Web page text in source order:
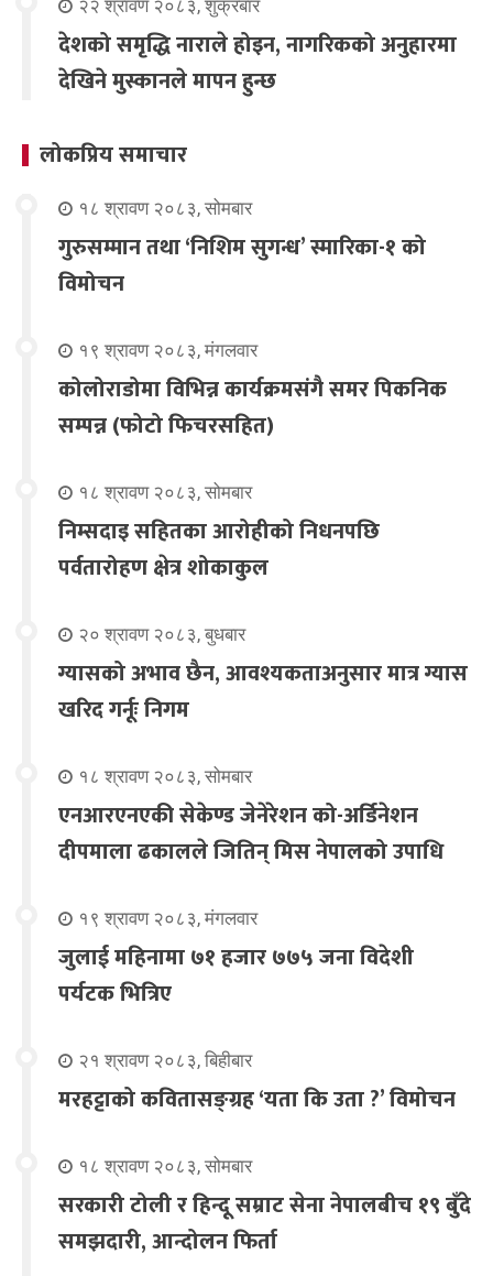
२२ श्रावण २०८३, शुक्रबार
देशको समृद्धि नाराले होइन, नागरिकको अनुहारमा
देखिने मुस्कानले मापन हुन्छ
लोकप्रिय समाचार
१८ श्रावण २०८३, सोमबार
गुरुसम्मान तथा ‘निशिम सुगन्ध’ स्मारिका-१ को
विमोचन
१९ श्रावण २०८३, मंगलवार
कोलोराडोमा विभिन्न कार्यक्रमसंगै समर पिकनिक
सम्पन्न (फोटो फिचरसहित)
१८ श्रावण २०८३, सोमबार
निम्सदाइ सहितका आरोहीको निधनपछि
पर्वतारोहण क्षेत्र शोकाकुल
२० श्रावण २०८३, बुधबार
ग्यासको अभाव छैन, आवश्यकताअनुसार मात्र ग्यास
खरिद गर्नूः निगम
१८ श्रावण २०८३, सोमबार
एनआरएनएकी सेकेण्ड जेनेरेशन को-अर्डिनेशन
दीपमाला ढकालले जितिन् मिस नेपालको उपाधि
१९ श्रावण २०८३, मंगलवार
जुलाई महिनामा ७१ हजार ७७५ जना विदेशी
पर्यटक भित्रिए
२१ श्रावण २०८३, बिहीबार
मरहट्टाको कवितासङ्ग्रह ‘यता कि उता ?’ विमोचन
१८ श्रावण २०८३, सोमबार
सरकारी टोली र हिन्दू सम्राट सेना नेपालबीच १९ बुँदे
समझदारी, आन्दोलन फिर्ता